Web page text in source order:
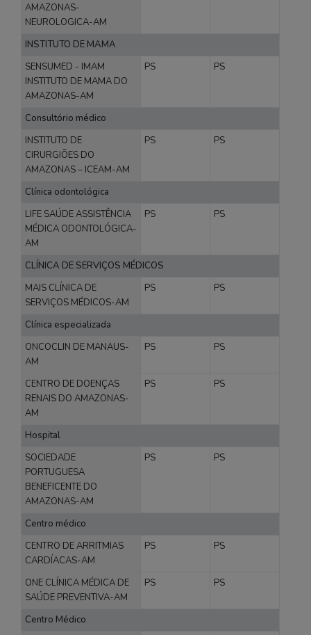
AMAZONAS-
NEUROLOGICA-AM
INSTITUTO DE MAMA
SENSUMED - IMAM
INSTITUTO DE MAMA DO
AMAZONAS-AM
PS PS
Consultório médico
INSTITUTO DE
CIRURGIÕES DO
AMAZONAS – ICEAM-AM
PS PS
Clínica odontológica
LIFE SAÚDE ASSISTÊNCIA
MÉDICA ODONTOLÓGICA-
AM
PS PS
CLÍNICA DE SERVIÇOS MÉDICOS
MAIS CLÍNICA DE
SERVIÇOS MÉDICOS-AM
PS PS
Clínica especializada
ONCOCLIN DE MANAUS-
AM
PS PS
CENTRO DE DOENÇAS
RENAIS DO AMAZONAS-
AM
PS PS
Hospital
SOCIEDADE
PORTUGUESA
BENEFICENTE DO
AMAZONAS-AM
PS PS
Centro médico
CENTRO DE ARRITMIAS
CARDÍACAS-AM
PS PS
ONE CLÍNICA MÉDICA DE
SAÚDE PREVENTIVA-AM
PS PS
Centro Médico